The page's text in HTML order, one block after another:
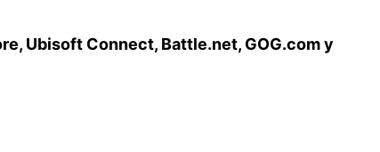
Ubisoft Connect, Battle.net, GOG.com y